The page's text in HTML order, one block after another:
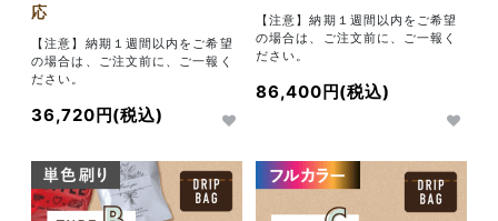
応
【注意】納期１週間以内をご希望
の場合は、ご注文前に、ご一報く
ださい。
36,720円(税込)
【注意】納期１週間以内をご希望
の場合は、ご注文前に、ご一報く
ださい。
86,400円(税込)